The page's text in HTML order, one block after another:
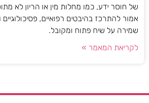
של חוסר ידע, כמו מחלות מין או הריון לא
אמור להתרכז בהיבטים רפואיים, פסיכולוגיים
שמירה על שיח פתוח ומקובל.
לקריאת המאמר »